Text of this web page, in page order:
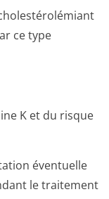
ce type
K et du risque
éventuelle
le traitement